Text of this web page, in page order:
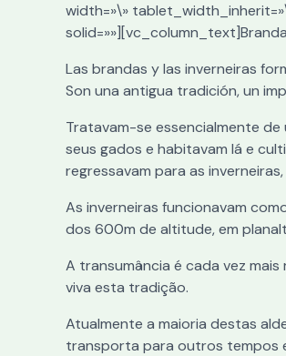
width=»\»
Las brandas y las inverneiras
Son una antigua tradición, un
Tratavam-se essencialmente
seus gados e habitavam lá e
regressavam para as
As inverneiras funcionavam
dos 600m de altitude, em
A transumância é cada vez
viva esta tradição.
Atualmente a maioria destas
transporta para outros tempos